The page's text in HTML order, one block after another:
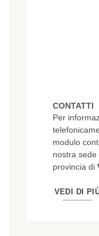
CONTATTI
Per
modulo
nostra sede
provincia di
VEDI DI